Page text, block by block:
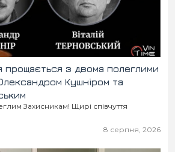
прощається з двома полеглими
Кушніром та
Захисникам! Щирі співчуття
8 серпня, 2026